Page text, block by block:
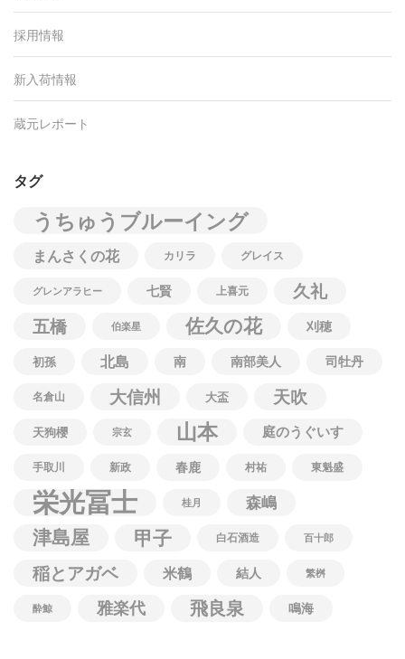
採用情報
新入荷情報
蔵元レポート
タグ
うちゅうブルーイング
まんさくの花 カリラ グレイス
グレンアラヒー 七賢 上喜元
久礼
五橋
伯楽星 佐久の花 刈穂
初孫 北島 南 南部美人 司牡丹
名倉山 大信州 大盃 天吹
天狗櫻 宗玄 山本 庭のうぐいす
手取川 新政 春鹿 村祐 東魁盛
栄光冨士 桂月 森嶋
津島屋 甲子 白石酒造 百十郎
稲とアガベ 米鶴 結人 繁桝
酔鯨 雅楽代 飛良泉 鳴海